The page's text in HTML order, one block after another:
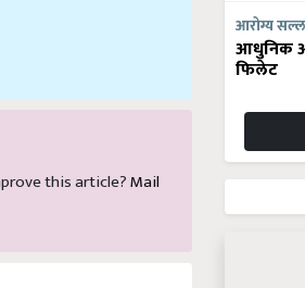
this article? Mail
आरोग्य
आधुनिक
फिलेट